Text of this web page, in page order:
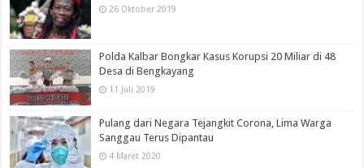
26 Oktober 2019
Polda Kalbar Bongkar Kasus Korupsi 20 Miliar di 48
Desa di Bengkayang
11 Juli 2019
Pulang dari Negara Tejangkit Corona, Lima Warga
Sanggau Terus Dipantau
4 Maret 2020